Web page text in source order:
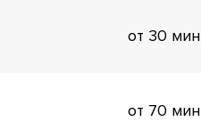
от 30 мин
от 70 мин